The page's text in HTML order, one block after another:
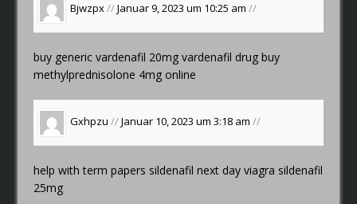
Bjwzpx//Januar 9, 2023 um 10:25 am//
buy generic vardenafil 20mgvardenafil drug buy
methylprednisolone 4mg online
Gxhpzu //Januar 10, 2023 um 3:18 am//
help with term papers sildenafil next day viagra sildenafil
25mg